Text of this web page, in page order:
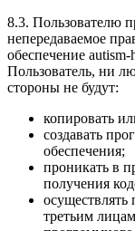
8.3. Пользователю
непередаваемое
обеспечение
Пользователь, ни
стороны не будут:
копировать
создавать
обеспечения;
проникать в
получения
осуществлять
третьим